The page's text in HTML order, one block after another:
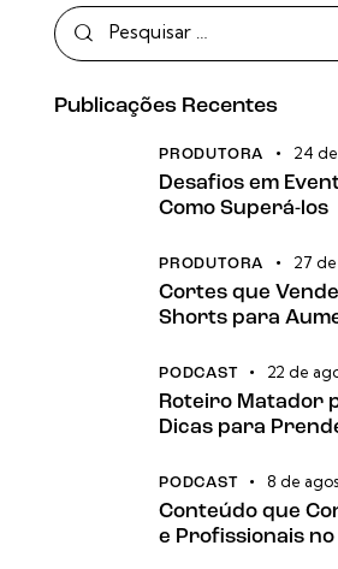
Publicações Recentes
PRODUTORA 24
Desafios em
Como Superá-los
PRODUTORA 27
Cortes que
Shorts para
PODCAST 22 de
Roteiro Matador
Dicas para
PODCAST 8 de
Conteúdo que
e Profissionais